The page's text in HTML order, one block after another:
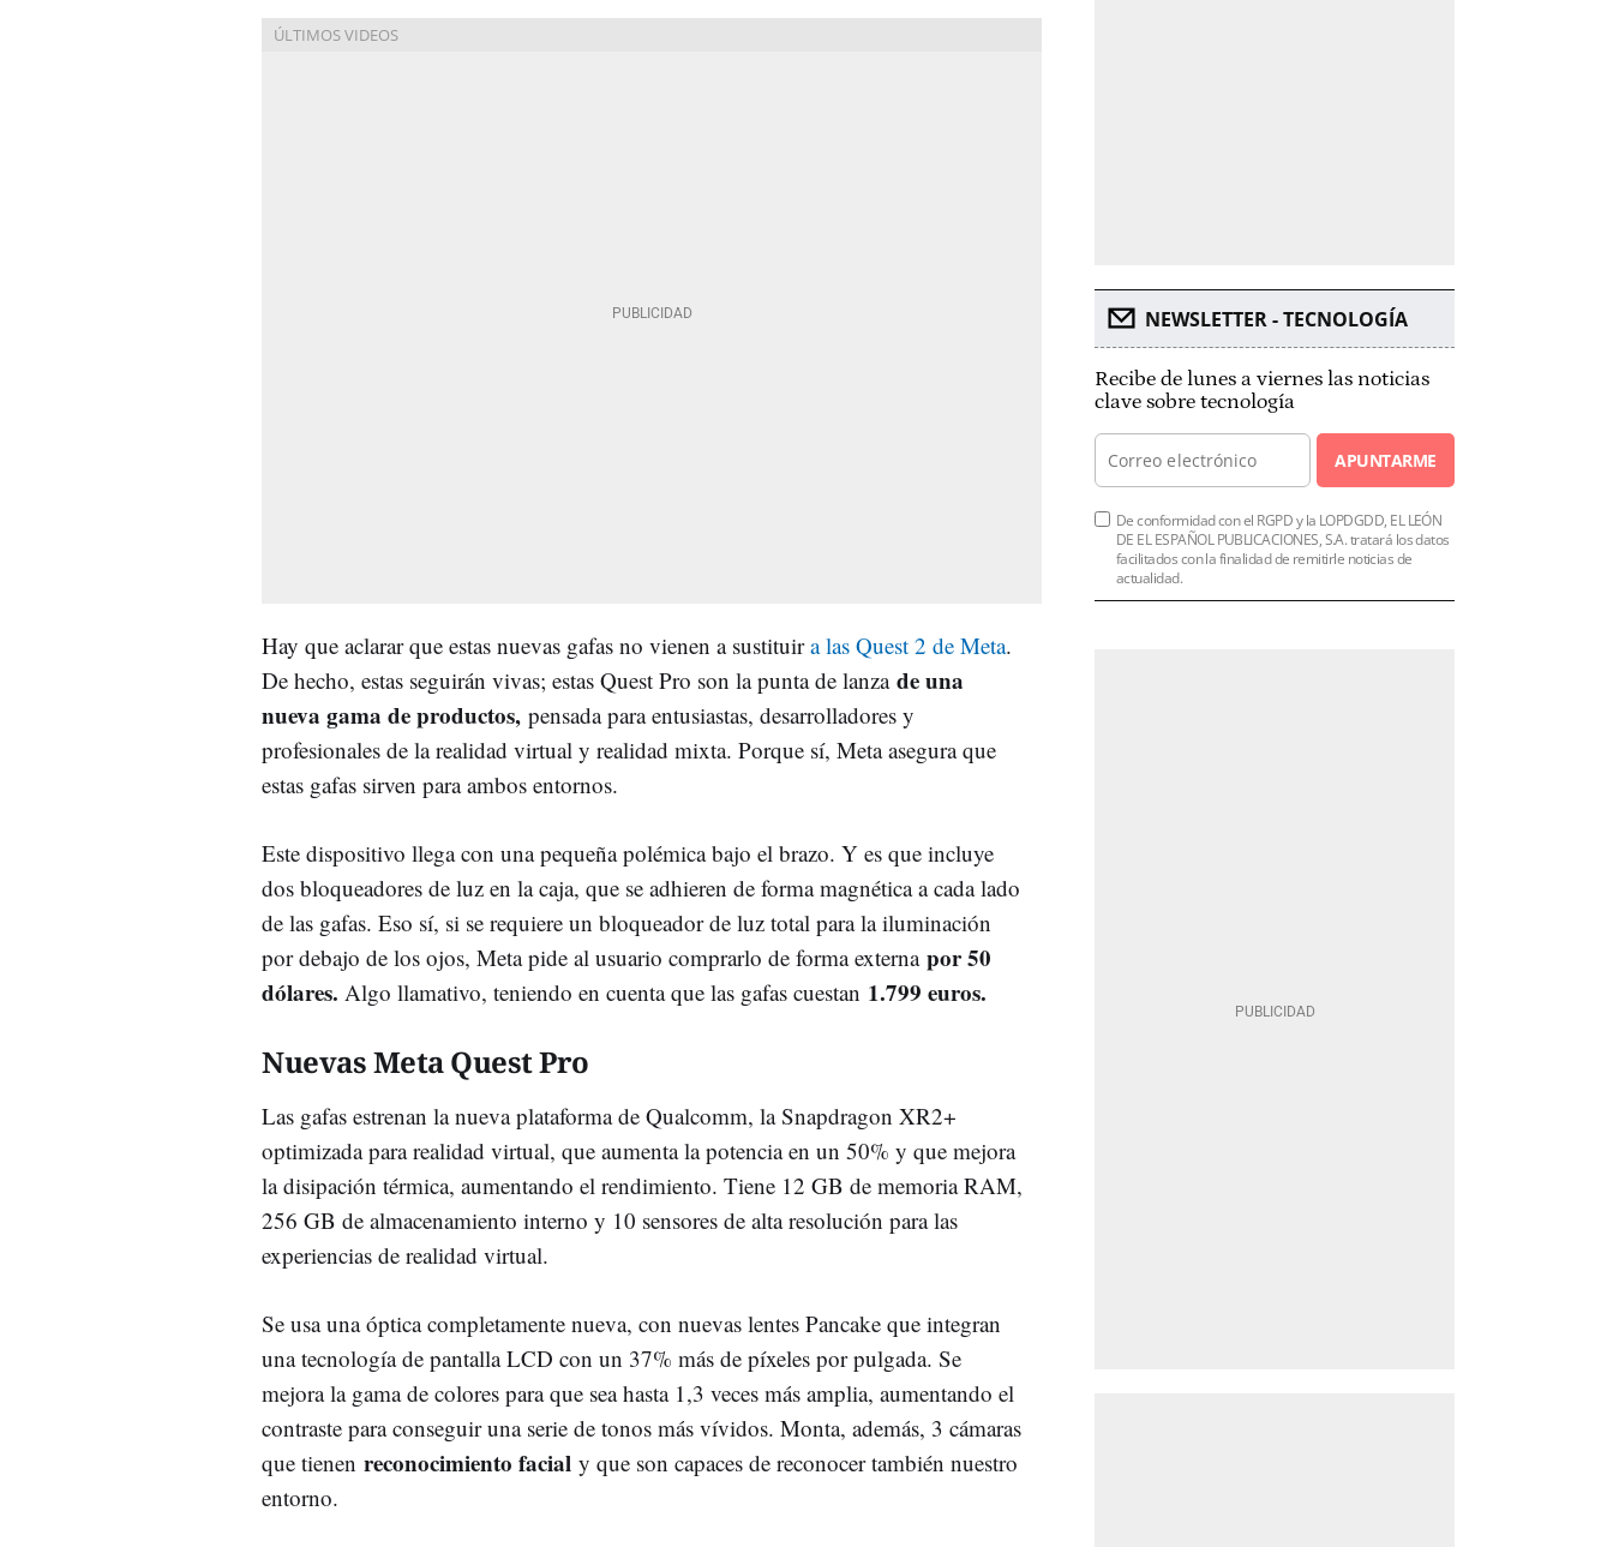
Hay que aclarar que estas nuevas gafas no vienen a sustituira las Quest 2 de Meta.
De hecho, estas seguirán vivas; estas Quest Pro son la punta de lanza de una
nueva gama de productos, pensada para entusiastas, desarrolladores y
profesionales de la realidad virtual y realidad mixta. Porque sí, Meta asegura que
estas gafas sirven para ambos entornos.
Este dispositivo llega con una pequeña polémica bajo el brazo. Y es que incluye
dos bloqueadores de luz en la caja, que se adhieren de forma magnética a cada lado
de las gafas. Eso sí, si se requiere un bloqueador de luz total para la iluminación
por debajo de los ojos, Meta pide al usuario comprarlo de forma externa por 50
dólares. Algo llamativo, teniendo en cuenta que las gafas cuestan 1.799 euros.
Nuevas Meta Quest Pro
Las gafas estrenan la nueva plataforma de Qualcomm, la Snapdragon XR2+
optimizada para realidad virtual, que aumenta la potencia en un 50% y que mejora
la disipación térmica, aumentando el rendimiento. Tiene 12 GB de memoria RAM,
256 GB de almacenamiento interno y 10 sensores de alta resolución para las
experiencias de realidad virtual.
Se usa una óptica completamente nueva, con nuevas lentes Pancake que integran
una tecnología de pantalla LCD con un 37% más de píxeles por pulgada. Se
mejora la gama de colores para que sea hasta 1,3 veces más amplia, aumentando el
contraste para conseguir una serie de tonos más vívidos. Monta, además, 3 cámaras
que tienen reconocimiento facial y que son capaces de reconocer también nuestro
entorno.
NEWSLETTER - TECNOLOGÍA
Recibe de lunes a viernes las noticias
clave sobre tecnología
APUNTARME
De conformidad con el RGPD y la LOPDGDD, EL LEÓN
DE EL ESPAÑOL PUBLICACIONES, S.A. tratará los datos
facilitados con la finalidad de remitirle noticias de
actualidad.